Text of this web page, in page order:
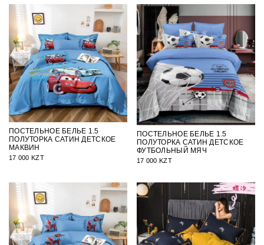
ПОСТЕЛЬНОЕ БЕЛЬЕ 1.5
ПОЛУТОРКА САТИН ДЕТСКОЕ
МАКВИН
17 000 KZT
ПОСТЕЛЬНОЕ БЕЛЬЕ 1.5
ПОЛУТОРКА САТИН ДЕТСКОЕ
ФУТБОЛЬНЫЙ МЯЧ
17 000 KZT